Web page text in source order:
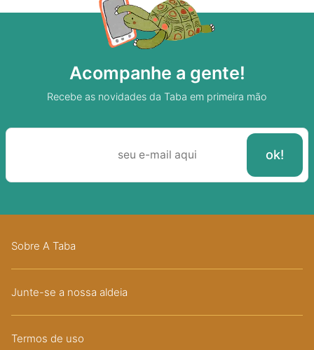
Acompanhe a gente!
Recebe as novidades da Taba em primeira mão
Sobre A Taba
Junte-se a nossa aldeia
Termos de uso